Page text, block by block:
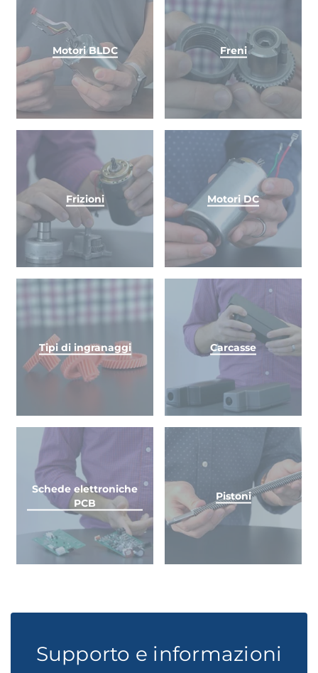
Motori BLDC Freni
Frizioni Motori DC
Tipi di ingranaggi Carcasse
Schede elettroniche
PCB
Pistoni
Supporto e informazioni